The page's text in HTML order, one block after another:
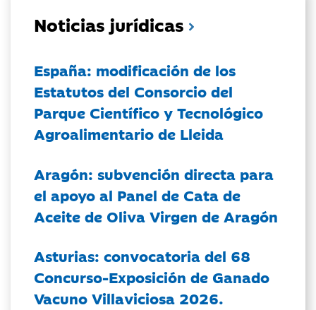
Noticias jurídicas
España: modificación de los
Estatutos del Consorcio del
Parque Científico y Tecnológico
Agroalimentario de Lleida
Aragón: subvención directa para
el apoyo al Panel de Cata de
Aceite de Oliva Virgen de Aragón
Asturias: convocatoria del 68
Concurso-Exposición de Ganado
Vacuno Villaviciosa 2026.